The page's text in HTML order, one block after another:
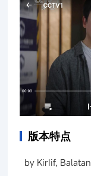
版本特点
by KirIif, Balatan